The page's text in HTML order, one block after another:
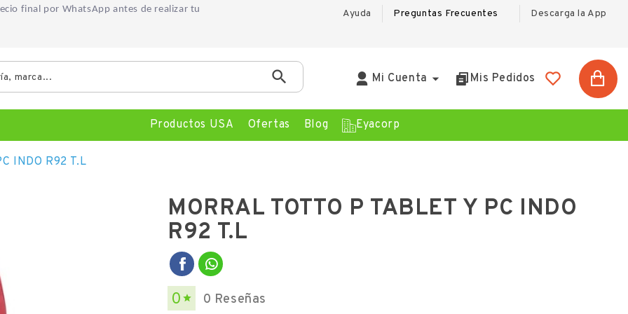
final por WhatsApp antes de realizar tu Ayuda Preguntas Frecuentes Descarga la App
 Mi Cuenta  Mis Pedidos
Productos USA Ofertas Blog Eyacorp
INDO R92 T.L
MORRAL TOTTO P TABLET Y PC INDO
R92 T.L
0  0 Reseñas